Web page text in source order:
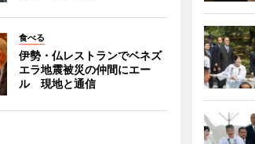
食べる
伊勢・仏レストランでベネズ
エラ地震被災の仲間にエー
ル 現地と通信